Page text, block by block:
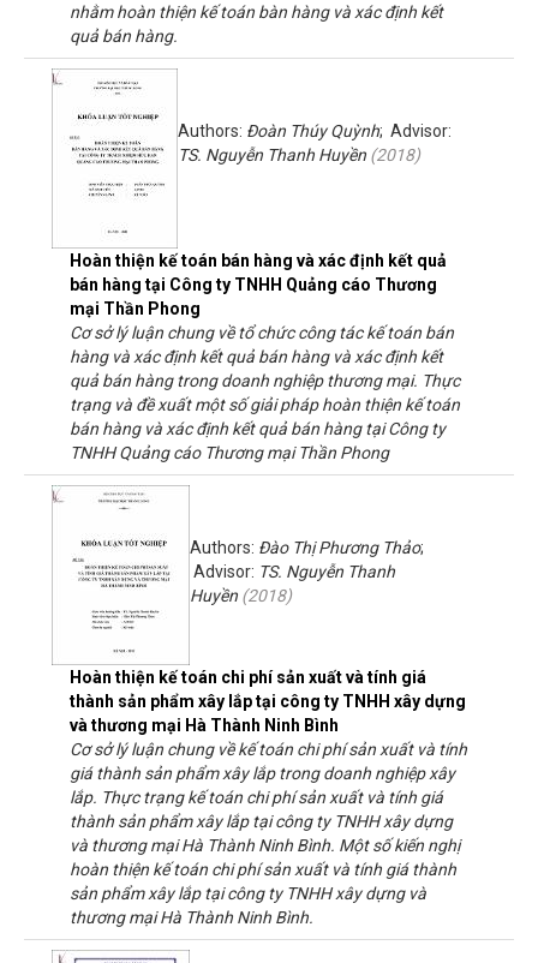
nhằm hoàn thiện kế toán bàn hàng và xác định kết
quả bán hàng.
Hoàn thiện kế toán bán hàng và xác định kết quả
bán hàng tại Công ty TNHH Quảng cáo Thương
mại Thần Phong
Authors: Đoàn Thúy Quỳnh; Advisor:
TS. Nguyễn Thanh Huyền (2018)
Cơ sở lý luận chung về tổ chức công tác kế toán bán
hàng và xác định kết quả bán hàng và xác định kết
quả bán hàng trong doanh nghiệp thương mại. Thực
trạng và đề xuất một số giải pháp hoàn thiện kế toán
bán hàng và xác định kết quả bán hàng tại Công ty
TNHH Quảng cáo Thương mại Thần Phong
Hoàn thiện kế toán chi phí sản xuất và tính giá
thành sản phẩm xây lắp tại công ty TNHH xây dựng
và thương mại Hà Thành Ninh Bình
Authors: Đào Thị Phương Thảo;
Advisor: TS. Nguyễn Thanh
Huyền (2018)
Cơ sở lý luận chung về kế toán chi phí sản xuất và tính
giá thành sản phẩm xây lắp trong doanh nghiệp xây
lắp. Thực trạng kế toán chi phí sản xuất và tính giá
thành sản phẩm xây lắp tại công ty TNHH xây dựng
và thương mại Hà Thành Ninh Bình. Một số kiến nghị
hoàn thiện kế toán chi phí sản xuất và tính giá thành
sản phẩm xây lắp tại công ty TNHH xây dựng và
thương mại Hà Thành Ninh Bình.